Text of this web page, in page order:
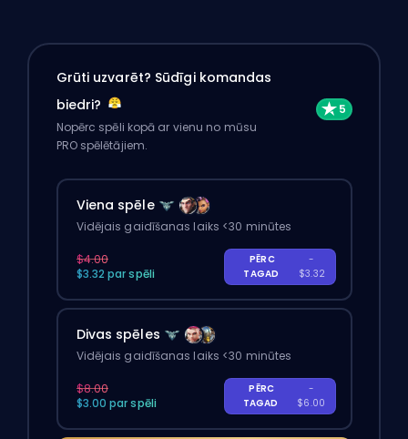
Grūti uzvarēt? Sūdīgi komandas
biedri?
Nopērc spēli kopā ar vienu no mūsu
PRO spēlētājiem.
Viena spēle
Vidējais gaidīšanas laiks <30 minūtes
$4.00
$3.32 par spēli
PĒRC
TAGAD
-
$3.32
Divas spēles
Vidējais gaidīšanas laiks <30 minūtes
$8.00
$3.00 par spēli
PĒRC
TAGAD
-
$6.00